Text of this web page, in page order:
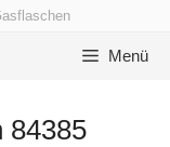
Menü
84385